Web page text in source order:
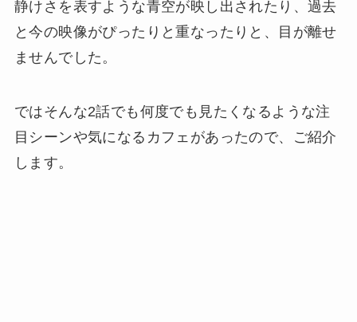
静けさを表すような青空が映し出されたり、過去
と今の映像がぴったりと重なったりと、目が離せ
ませんでした。
ではそんな2話でも何度でも見たくなるような注
目シーンや気になるカフェがあったので、ご紹介
します。